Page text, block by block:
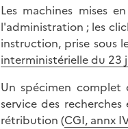
Les machines mises
l'administration ; les
instruction, prise sous
interministérielle du 23
Un spécimen complet
service des
rétribution (CGI, annx